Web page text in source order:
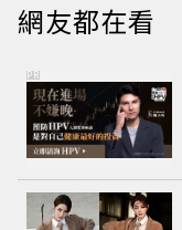
網友都在看
PR